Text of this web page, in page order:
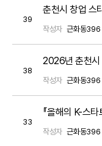
39
작성자 근화동396
38
2026년 춘천시
작성자 근화동396
33
작성자 근화동396